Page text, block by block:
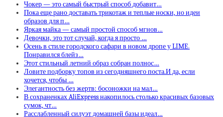
Чокер — это самый быстрый способ добавит…
Пока еще рано доставать трикотаж и теплые носки, но идеи
образов для п…
Яркая майка — самый простой способ мгнов…
Девочки, это тот случай, когда я просто …
Осень в стиле городского сафари в новом дропе у LIME.
Понравился блейз…
Этот стильный летний образ собран полнос…
Ловите подборку топов из сегодняшнего поста.И да, если
хочется, чтобы …
Элегантность без жертв: босоножки на мал…
В сохраненках AliExpress накопилось столько красивых базовых
сумок, чт…
Расслабленный силуэт домашней базы идеал…